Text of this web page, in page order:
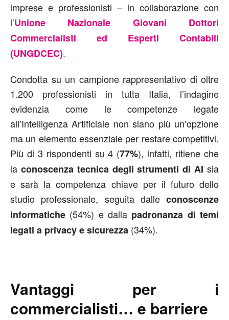
imprese e professionisti – in collaborazione con
l’Unione Nazionale Giovani Dottori
Commercialisti ed Esperti Contabili
(UNGDCEC).
Condotta su un campione rappresentativo di oltre
1.200 professionisti in tutta Italia, l’indagine
evidenzia come le competenze legate
all’Intelligenza Artificiale non siano più un’opzione
ma un elemento essenziale per restare competitivi.
Più di 3 rispondenti su 4 (77%), infatti, ritiene che
la conoscenza tecnica degli strumenti di AI sia
e sarà la competenza chiave per il futuro dello
studio professionale, seguita dalle conoscenze
informatiche (54%) e dalla padronanza di temi
legati a privacy e sicurezza (34%).
Vantaggi per i
commercialisti… e barriere